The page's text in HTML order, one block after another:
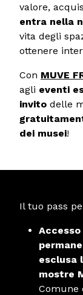
valore,
entra nella
vita degli
ottenere
Con MUVE
agli eventi
invito delle
dei musei!
Il tuo pass
esclusa
mostre
Comune